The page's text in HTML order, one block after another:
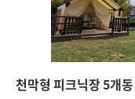
천막형 피크닉장 5개